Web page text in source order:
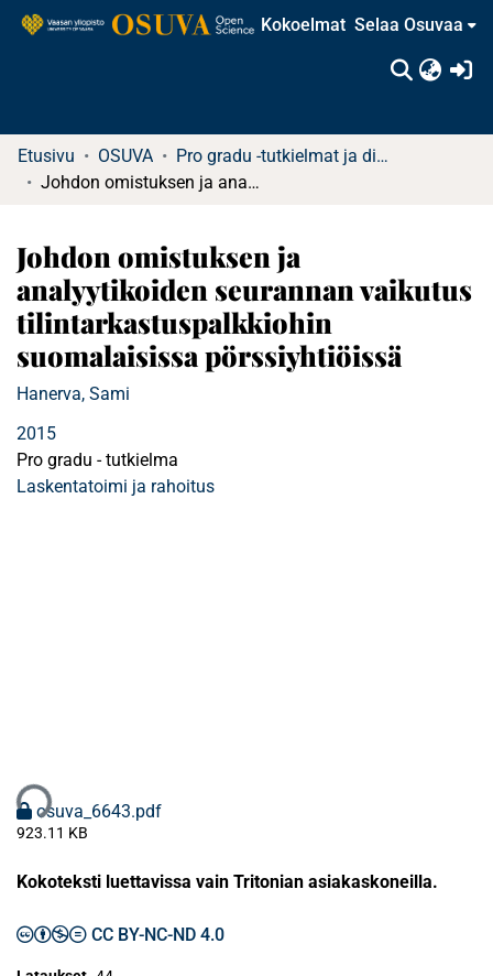
Kokoelmat Selaa Osuvaa
Etusivu OSUVA
Pro gradu -tutkielmat ja diplomityöt (rajattu saatavuus)
Johdon omistuksen ja analyytikoiden seurannan vaikutus tilintarkastuspalkkiohin suomalaisissa pörssiyhtiöissä
Johdon omistuksen ja
analyytikoiden seurannan vaikutus
tilintarkastuspalkkiohin
suomalaisissa pörssiyhtiöissä
Hanerva, Sami
2015
Pro gradu - tutkielma
Laskentatoimi ja rahoitus
osuva_6643.pdf
923.11 KB
Kokoteksti luettavissa vain Tritonian asiakaskoneilla.
CC BY-NC-ND 4.0